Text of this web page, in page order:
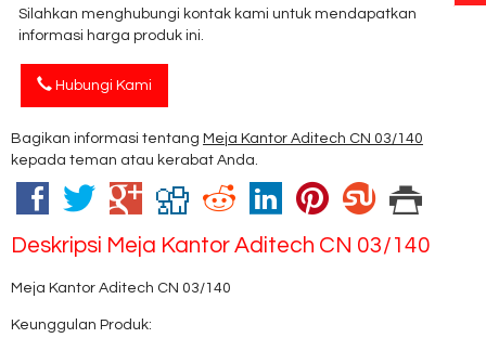
Silahkan menghubungi kontak kami untuk mendapatkan
informasi harga produk ini.
Hubungi Kami
Bagikan informasi tentang Meja Kantor Aditech CN 03/140
kepada teman atau kerabat Anda.
Deskripsi Meja Kantor Aditech CN 03/140
Meja Kantor Aditech CN 03/140
Keunggulan Produk: